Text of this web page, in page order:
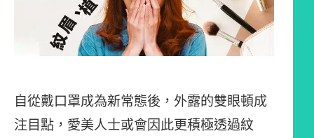
自從戴口罩成為新常態後，外露的雙眼頓成
注目點，愛美人士或會因此更積極透過紋